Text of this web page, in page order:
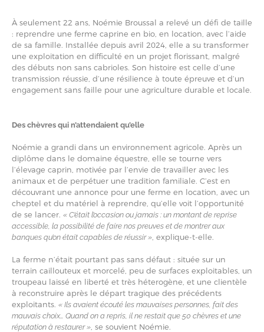
À seulement 22 ans, Noémie Broussal a relevé un défi de taille
: reprendre une ferme caprine en bio, en location, avec l’aide
de sa famille. Installée depuis avril 2024, elle a su transformer
une exploitation en difficulté en un projet florissant, malgré
des débuts non sans cabrioles. Son histoire est celle d’une
transmission réussie, d’une résilience à toute épreuve et d’un
engagement sans faille pour une agriculture durable et locale.
Des chèvres qui n’attendaient qu’elle
Noémie a grandi dans un environnement agricole. Après un
diplôme dans le domaine équestre, elle se tourne vers
l’élevage caprin, motivée par l’envie de travailler avec les
animaux et de perpétuer une tradition familiale. C’est en
découvrant une annonce pour une ferme en location, avec un
cheptel et du matériel à reprendre, qu’elle voit l’opportunité
de se lancer. « C’était l’occasion ou jamais : un montant de reprise
accessible, la possibilité de faire nos preuves et de montrer aux
banques qu’on était capables de réussir » , explique-t-elle.
La ferme n’était pourtant pas sans défaut : située sur un
terrain caillouteux et morcelé, peu de surfaces exploitables, un
troupeau laissé en liberté et très héterogène, et une clientèle
à reconstruire après le départ tragique des précédents
exploitants. « Ils avaient écouté les mauvaises personnes, fait des
mauvais choix… Quand on a repris, il ne restait que 50 chèvres et une
réputation à restaurer » , se souvient Noémie.